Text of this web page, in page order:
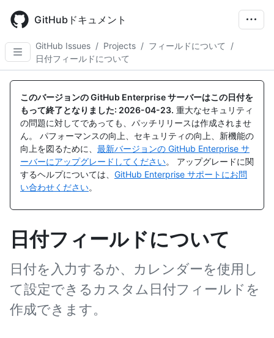
main
content
GitHubドキュメント
GitHub Issues / Projects / フィールドについて
/
日付フィールドについて
このバージョンの GitHub Enterprise サーバーはこの日付を
もって終了となりました: 2026-04-23. 重大なセキュリティ
の問題に対してであっても、パッチリリースは作成されませ
ん。 パフォーマンスの向上、セキュリティの向上、新機能の
向上を図るために、 最新バージョンの GitHub Enterprise サ
ーバーにアップグレードしてください。 アップグレードに関
するヘルプについては、 GitHub Enterprise サポートにお問
い合わせください。
日付フィールドについて
日付を入力するか、カレンダーを使用し
て設定できるカスタム日付フィールドを
作成できます。